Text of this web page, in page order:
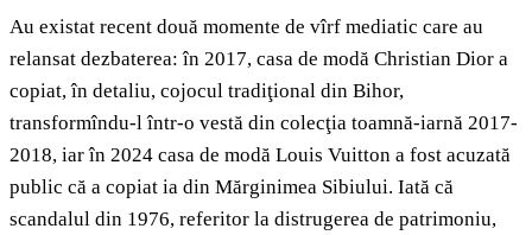
Au existat recent două momente de vîrf mediatic care au
relansat dezbaterea: în 2017, casa de modă Christian Dior a
copiat, în detaliu, cojocul tradiţional din Bihor,
transformîndu-l într-o vestă din colecţia toamnă-iarnă 2017-
2018, iar în 2024 casa de modă Louis Vuitton a fost acuzată
public că a copiat ia din Mărginimea Sibiului. Iată că
scandalul din 1976, referitor la distrugerea de patrimoniu,